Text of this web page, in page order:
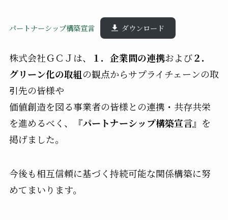
パートナーシップ構築宣言 ダウンロード
株式会社ＧＣＪは、 １．企業間の連携および２．
グリーン化の取組の観点からサプライチェーンの取
引先の皆様や
価値創造を図る事業者の皆様との連携・共存共栄
を進めるべく、
『パートナーシップ構築宣言』 を
掲げました。
今後も相互信頼に基づく持続可能な関係構築に努
めてまいります。